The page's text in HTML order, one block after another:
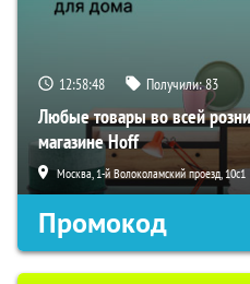
12:58:47 Получили:83
Любые товары во всей
магазине Hoff
Москва, 1-й Волоколамский проезд, 10с1
Промокод